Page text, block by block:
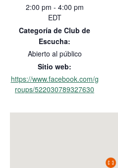
2:00 pm - 4:00 pm
EDT
Categoría de Club de
Escucha:
Abierto al público
Sitio web:
https://www.facebook.com/g
roups/522030789327630